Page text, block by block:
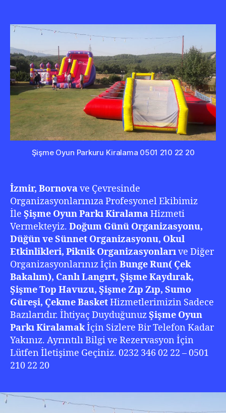
210
22
20
Şişme Oyun Parkuru Kiralama 0501 210 22 20
İzmir, Bornovave Çevresinde
Organizasyonlarınıza Profesyonel Ekibimiz
İle Şişme Oyun Parkı KiralamaHizmeti
Vermekteyiz. Doğum Günü Organizasyonu,
Düğün ve Sünnet Organizasyonu, Okul
Etkinlikleri, Piknik Organizasyonlarıve Diğer
Organizasyonlarınız İçin Bunge Run( Çek
Bakalım), Canlı Langırt, Şişme Kaydırak,
Şişme Top Havuzu, Şişme Zıp Zıp, Sumo
Güreşi, Çekme BasketHizmetlerimizin Sadece
Bazılarıdır. İhtiyaç DuyduğunuzŞişme Oyun
Parkı Kiralamakİçin Sizlere Bir Telefon Kadar
Yakınız. Ayrıntılı Bilgi ve Rezervasyon İçin
Lütfen İletişime Geçiniz. 0232 346 02 22 – 0501
210 22 20